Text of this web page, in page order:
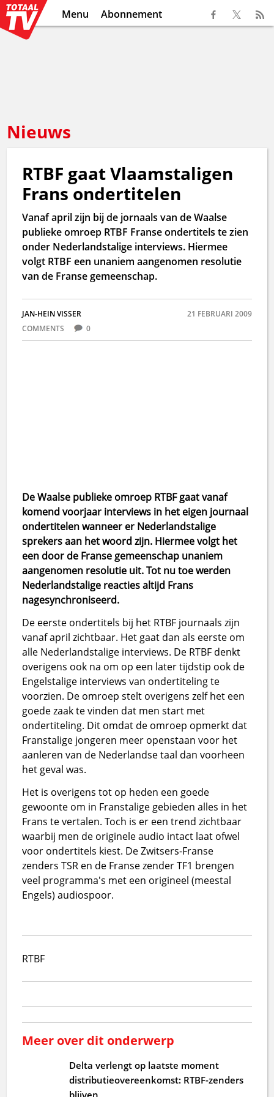
Menu Abonnement
Nieuws
RTBF gaat Vlaamstaligen
Frans ondertitelen
Vanaf april zijn bij de jornaals van de Waalse
publieke omroep RTBF Franse ondertitels te zien
onder Nederlandstalige interviews. Hiermee
volgt RTBF een unaniem aangenomen resolutie
van de Franse gemeenschap.
JAN-HEIN VISSER
21 FEBRUARI 2009
COMMENTS
0
De Waalse publieke omroep RTBF gaat vanaf
komend voorjaar interviews in het eigen journaal
ondertitelen wanneer er Nederlandstalige
sprekers aan het woord zijn. Hiermee volgt het
een door de Franse gemeenschap unaniem
aangenomen resolutie uit. Tot nu toe werden
Nederlandstalige reacties altijd Frans
nagesynchroniseerd.
De eerste ondertitels bij het RTBF journaals zijn
vanaf april zichtbaar. Het gaat dan als eerste om
alle Nederlandstalige interviews. De RTBF denkt
overigens ook na om op een later tijdstip ook de
Engelstalige interviews van ondertiteling te
voorzien. De omroep stelt overigens zelf het een
goede zaak te vinden dat men start met
ondertiteling. Dit omdat de omroep opmerkt dat
Franstalige jongeren meer openstaan voor het
aanleren van de Nederlandse taal dan voorheen
het geval was.
Het is overigens tot op heden een goede
gewoonte om in Franstalige gebieden alles in het
Frans te vertalen. Toch is er een trend zichtbaar
waarbij men de originele audio intact laat ofwel
voor ondertitels kiest. De Zwitsers-Franse
zenders TSR en de Franse zender TF1 brengen
veel programma's met een origineel (meestal
Engels) audiospoor.
RTBF
Meer over dit onderwerp
Delta verlengt op laatste moment
distributieovereenkomst: RTBF-zenders
blijven